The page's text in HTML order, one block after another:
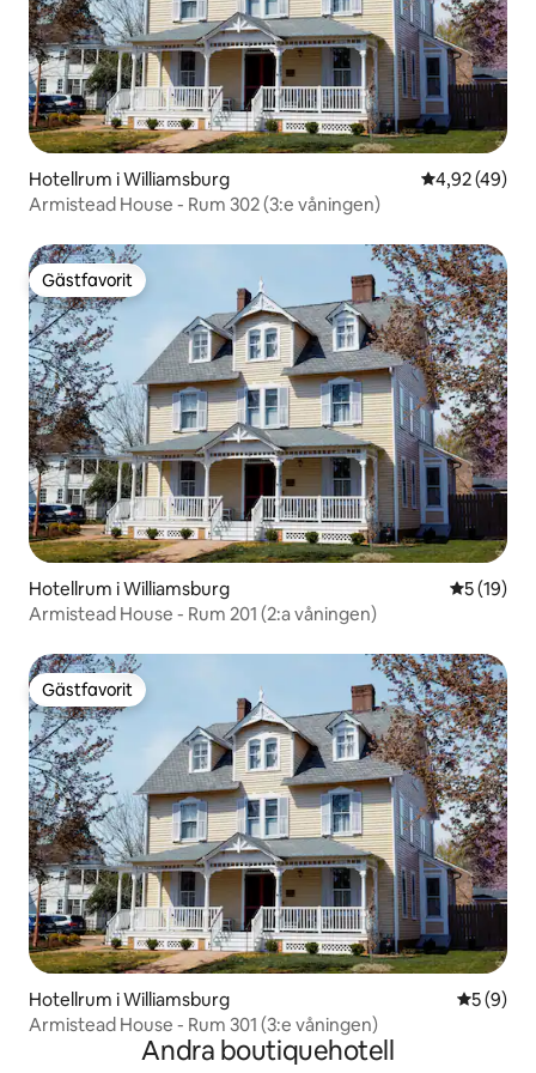
Hotellrum i Williamsburg 4,92 av 5 i
4,92 (49)
Armistead House - Rum 302 (3:e våningen)
Gästfavorit
Gästfavorit
Hotellrum i Williamsburg 5 av 5 i
5 (19)
Armistead House - Rum 201 (2:a våningen)
Gästfavorit
Gästfavorit
Hotellrum i Williamsburg 5 av 5 i
5 (9)
Armistead House - Rum 301 (3:e våningen)
Andra boutiquehotell